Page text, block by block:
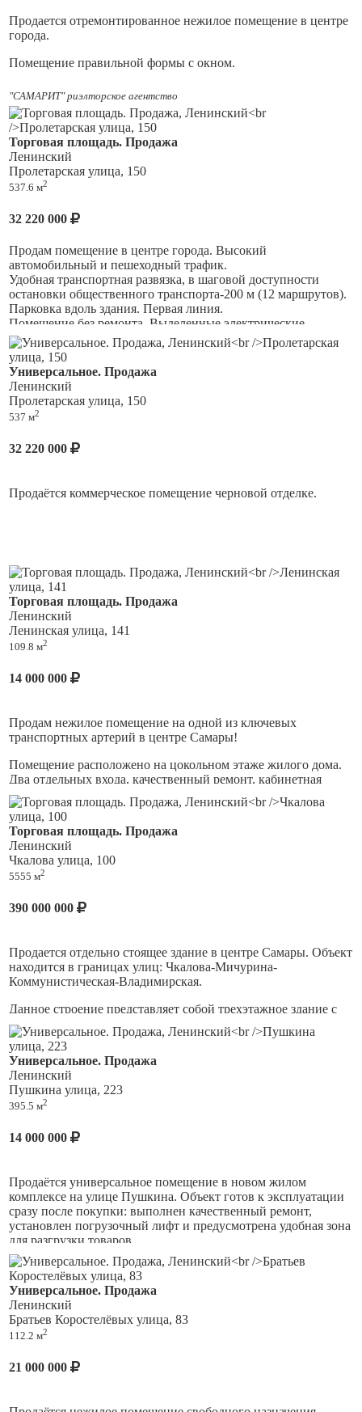
Звоните, мы покажем Вам эту недвижимость в удобное
время.
Продается отремонтированное нежилое помещение в центре
города.
Помещение правильной формы с окном.
Есть возможность подключения мокрой точки.
Отлично подойдет для офиса, салона красоты, мастерской
или источник дохода от аренды.
Высокий пешеходный и автомобильный трафик.
Постоянный доступ 24/7.
Возможность размещения рекламы.
Звоните, мы покажем Вам эту недвижимость в удобное
время.
"САМАРИТ" риэлторское агентство
Торговая площадь. Продажа
Ленинский
Пролетарская улица, 150
537.6 м2
32 220 000
Продам помещение в центре города. Высокий
автомобильный и пешеходный трафик.
Удобная транспортная развязка, в шаговой доступности
остановки общественного транспорта-200 м (12 маршрутов).
Парковка вдоль здания. Первая линия.
Помещение без ремонта. Выделенные электрические
мощности составляют 40 кВт. Высота потолков 4 м.
Идеально подойдет под любой вид деятельности.
Универсальное. Продажа
Ленинский
Пролетарская улица, 150
537 м2
32 220 000
Продаётся коммерческое помещение черновой отделке.
Торговая площадь. Продажа
Ленинский
Ленинская улица, 141
109.8 м2
14 000 000
Продам нежилое помещение на одной из ключевых
транспортных артерий в центре Самары!
Помещение расположено на цокольном этаже жилого дома.
Два отдельных входа, качественный ремонт, кабинетная
планировка с возможностью перепланировки под
свободную, высота потолков 3 м.
Центральные коммуникации, системы охраны,
кондиционирования и вентиляции, видеонаблюдения.
Отличный вариант для размещения салона красоты, массажа,
нотариальной конторы, агентства недвижимости, студии
Близость к деловым центрам, торговым комплексам и
транспортным магистралям обеспечит отличную
возможность получить недвижимость, которая полностью
соответствует вашим требованиям и при этом имеет
привлекательную цену!
Торговая площадь. Продажа
Ленинский
Чкалова улица, 100
5555 м2
390 000 000
Продается отдельно стоящее здание в центре Самары. Объект
находится в границах улиц: Чкалова-Мичурина-
Коммунистическая-Владимирская.
Данное строение представляет собой трехэтажное здание с
несколькими входными группами. Внутри сделан чистовой
ремонт под арендаторов (ключевым арендатором на данный
момент является медицинский университет «Реавиз»). У
здания, есть собственная котельная. Коммуникации все
центральные. Земля под зданием площадью 2981 кв.м. в
собственности.
индивидуальным предпринимателям и большая площадь
размещение образовательного учреждения.
Универсальное. Продажа
Ленинский
Пушкина улица, 223
395.5 м2
14 000 000
Продаётся универсальное помещение в новом жилом
комплексе на улице Пушкина. Объект готов к эксплуатации
сразу после покупки: выполнен качественный ремонт,
установлен погрузочный лифт и предусмотрена удобная зона
для разгрузки товаров.
Высота потолков составляет 3 метра, имеется достаточная
электрическая мощность — 45 кВт. Расположение
помещения оптимально подходит для открытия точки
розничной торговли либо организации собственного
бизнеса, поскольку рядом расположена
парковка.Дополнительные вложения в подготовку
Универсальное. Продажа
Ленинский
Братьев Коростелёвых улица, 83
112.2 м2
21 000 000